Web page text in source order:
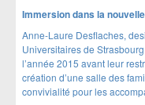
Immersion dans la
Anne-Laure Desflaches,
Universitaires de
l’année 2015 avant leur
création d’une salle des
convivialité pour les